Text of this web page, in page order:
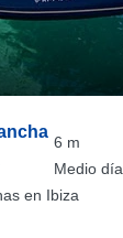
6 m
Medio día
en Ibiza